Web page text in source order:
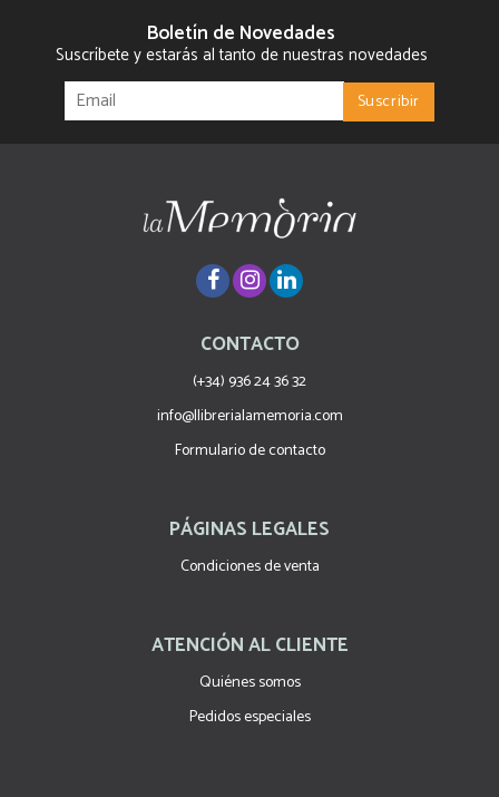
Boletín de Novedades
Suscríbete y estarás al tanto de nuestras novedades
CONTACTO
(+34) 936 24 36 32
info@llibrerialamemoria.com
Formulario de contacto
PÁGINAS LEGALES
Condiciones de venta
ATENCIÓN AL CLIENTE
Quiénes somos
Pedidos especiales